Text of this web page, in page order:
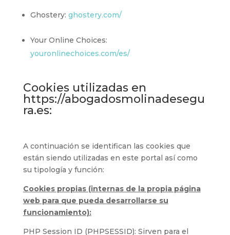
Ghostery: ghostery.com/
Your Online Choices:
youronlinechoices.com/es/
Cookies utilizadas en
https://abogadosmolinadesegu
ra.es:
A continuación se identifican las cookies que
están siendo utilizadas en este portal así como
su tipología y función:
Cookies propias (internas de la propia página
web para que pueda desarrollarse su
funcionamiento):
PHP Session ID (PHPSESSID): Sirven para el